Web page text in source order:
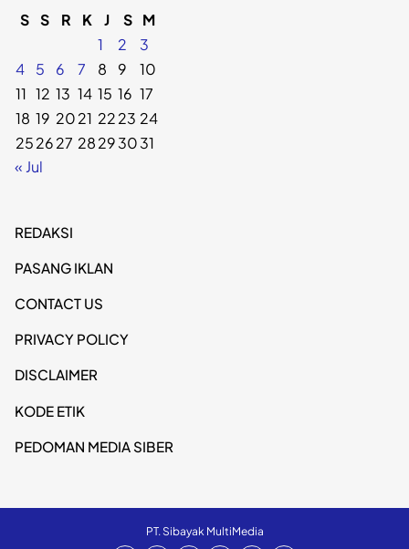
S S R K J S M
1
2
3
4
5 6 7 8 9
10
11 12 13 14 15 16 17
18 19 2021 2223 24
252627 28293031
« Jul
REDAKSI
PASANG IKLAN
CONTACT US
PRIVACY POLICY
DISCLAIMER
KODE ETIK
PEDOMAN MEDIA SIBER
PT. Sibayak MultiMedia